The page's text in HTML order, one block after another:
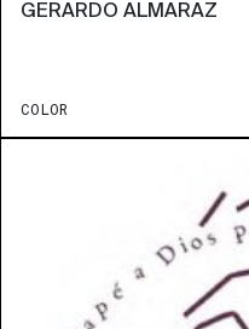
GERARDO ALMARAZ
COLOR